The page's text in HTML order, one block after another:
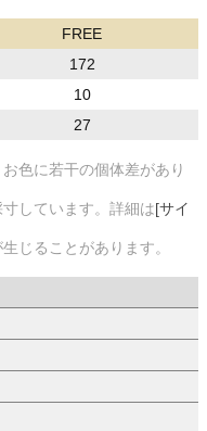
FREE
172
10
27
色に若干の個体差があり
しています。詳細は[サイ
じることがあります。